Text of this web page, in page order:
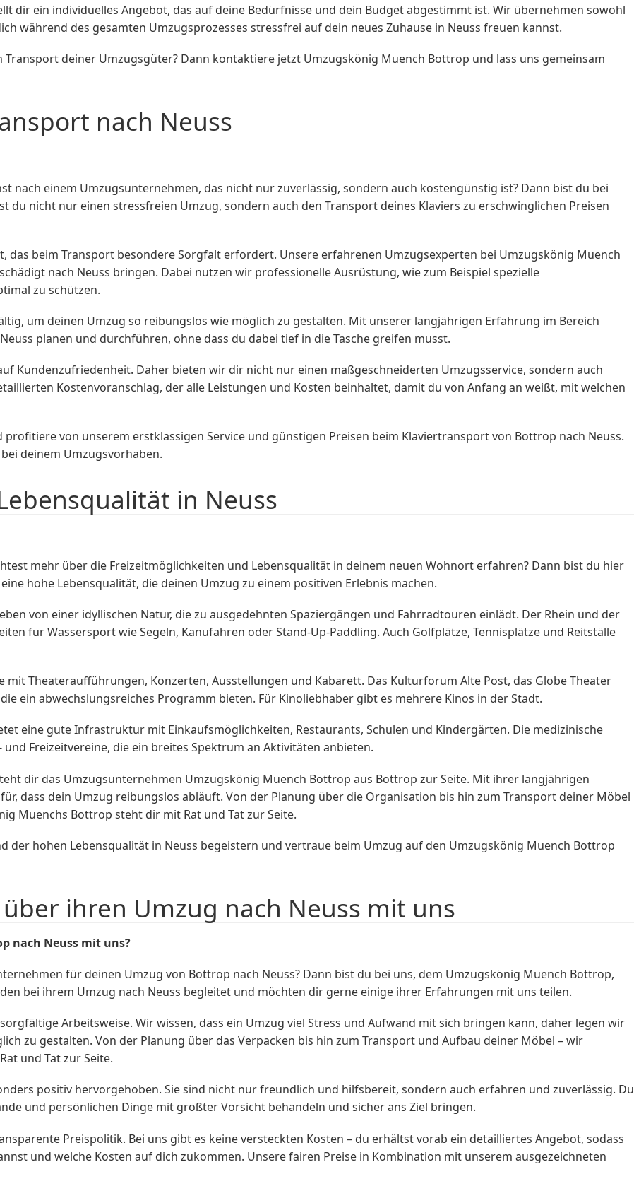
dir ein individuelles Angebot, das auf deine Bedürfnisse und dein Budget abgestimmt ist. Wir übernehmen sowohl
während des gesamten Umzugsprozesses stressfrei auf dein neues Zuhause in Neuss freuen kannst.
deiner Umzugsgüter? Dann kontaktiere jetzt Umzugskönig Muench Bottrop und lass uns gemeinsam
nach Neuss
nach einem Umzugsunternehmen, das nicht nur zuverlässig, sondern auch kostengünstig ist? Dann bist du bei
nicht nur einen stressfreien Umzug, sondern auch den Transport deines Klaviers zu erschwinglichen Preisen
das beim Transport besondere Sorgfalt erfordert. Unsere erfahrenen Umzugsexperten bei Umzugskönig Muench
nach Neuss bringen. Dabei nutzen wir professionelle Ausrüstung, wie zum Beispiel spezielle
zu schützen.
um deinen Umzug so reibungslos wie möglich zu gestalten. Mit unserer langjährigen Erfahrung im Bereich
planen und durchführen, ohne dass du dabei tief in die Tasche greifen musst.
Kundenzufriedenheit. Daher bieten wir dir nicht nur einen maßgeschneiderten Umzugsservice, sondern auch
Kostenvoranschlag, der alle Leistungen und Kosten beinhaltet, damit du von Anfang an weißt, mit welchen
profitiere von unserem erstklassigen Service und günstigen Preisen beim Klaviertransport von Bottrop nach Neuss.
deinem Umzugsvorhaben.
in Neuss
mehr über die Freizeitmöglichkeiten und Lebensqualität in deinem neuen Wohnort erfahren? Dann bist du hier
hohe Lebensqualität, die deinen Umzug zu einem positiven Erlebnis machen.
von einer idyllischen Natur, die zu ausgedehnten Spaziergängen und Fahrradtouren einlädt. Der Rhein und der
für Wassersport wie Segeln, Kanufahren oder Stand-Up-Paddling. Auch Golfplätze, Tennisplätze und Reitställe
Theateraufführungen, Konzerten, Ausstellungen und Kabarett. Das Kulturforum Alte Post, das Globe Theater
ein abwechslungsreiches Programm bieten. Für Kinoliebhaber gibt es mehrere Kinos in der Stadt.
eine gute Infrastruktur mit Einkaufsmöglichkeiten, Restaurants, Schulen und Kindergärten. Die medizinische
Freizeitvereine, die ein breites Spektrum an Aktivitäten anbieten.
dir das Umzugsunternehmen Umzugskönig Muench Bottrop aus Bottrop zur Seite. Mit ihrer langjährigen
dass dein Umzug reibungslos abläuft. Von der Planung über die Organisation bis hin zum Transport deiner Möbel
Muenchs Bottrop steht dir mit Rat und Tat zur Seite.
der hohen Lebensqualität in Neuss begeistern und vertraue beim Umzug auf den Umzugskönig Muench Bottrop
ihren Umzug nach Neuss mit uns
nach Neuss mit uns?
für deinen Umzug von Bottrop nach Neuss? Dann bist du bei uns, dem Umzugskönig Muench Bottrop,
bei ihrem Umzug nach Neuss begleitet und möchten dir gerne einige ihrer Erfahrungen mit uns teilen.
Arbeitsweise. Wir wissen, dass ein Umzug viel Stress und Aufwand mit sich bringen kann, daher legen wir
zu gestalten. Von der Planung über das Verpacken bis hin zum Transport und Aufbau deiner Möbel – wir
und Tat zur Seite.
positiv hervorgehoben. Sie sind nicht nur freundlich und hilfsbereit, sondern auch erfahren und zuverlässig. Du
und persönlichen Dinge mit größter Vorsicht behandeln und sicher ans Ziel bringen.
Preispolitik. Bei uns gibt es keine versteckten Kosten – du erhältst vorab ein detailliertes Angebot, sodass
und welche Kosten auf dich zukommen. Unsere fairen Preise in Kombination mit unserem ausgezeichneten